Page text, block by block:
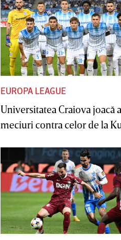
EUROPA LEAGUE
Universitatea Craiova joacă
meciuri contra celor de la